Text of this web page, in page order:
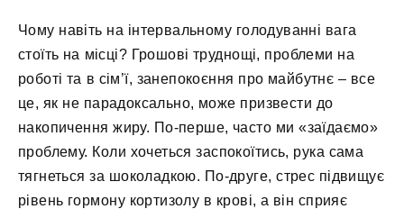
Чому навіть на інтервальному голодуванні вага
стоїть на місці? Грошові труднощі, проблеми на
роботі та в сім’ї, занепокоєння про майбутнє – все
це, як не парадоксально, може призвести до
накопичення жиру. По-перше, часто ми «заїдаємо»
проблему. Коли хочеться заспокоїтись, рука сама
тягнеться за шоколадкою. По-друге, стрес підвищує
рівень гормону кортизолу в крові, а він сприяє